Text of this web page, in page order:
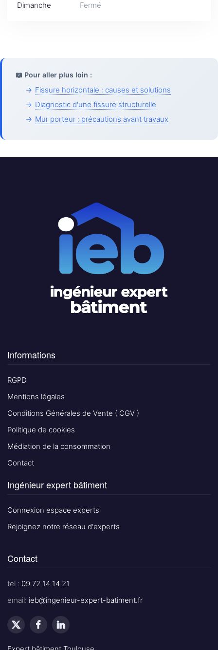
Dimanche
Fermé
📖 Pour aller plus loin :
→ Fissure horizontale : causes et solutions
→ Diagnostic d'une fissure structurelle
→ Mur porteur : précautions avant travaux
Informations
RGPD
Mentions légales
Conditions Générales de Vente ( CGV )
Politique de cookies
Médiation de la consommation
Contact
Ingénieur expert bâtiment
Connexion espace experts
Rejoignez notre réseau d'experts
Contact
tel : 09 72 14 14 21
email: ieb@ingenieur-expert-batiment.fr